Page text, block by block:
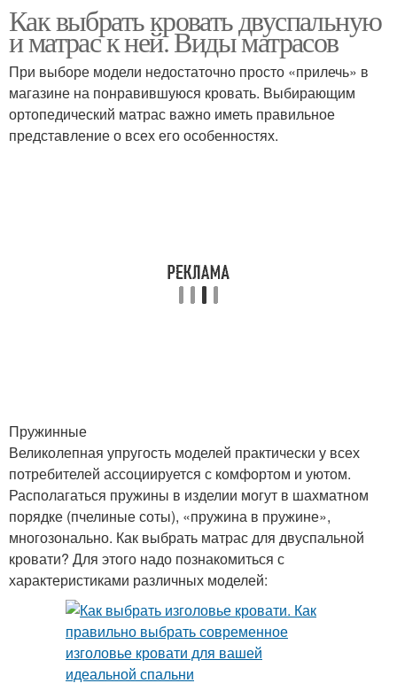
Кровати без ножек
Как выбрать кровать двуспальную
и матрас к ней. Виды матрасов
При выборе модели недостаточно просто «прилечь» в
магазине на понравившуюся кровать. Выбирающим
ортопедический матрас важно иметь правильное
представление о всех его особенностях.
Пружинные
Великолепная упругость моделей практически у всех
потребителей ассоциируется с комфортом и уютом.
Располагаться пружины в изделии могут в шахматном
порядке (пчелиные соты), «пружина в пружине»,
многозонально. Как выбрать матрас для двуспальной
кровати? Для этого надо познакомиться с
характеристиками различных моделей: